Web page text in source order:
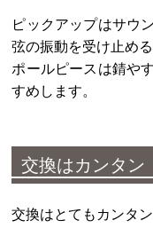
ピックアップはサウ
弦の振動を受け止め
ポールピースは錆や
すめします。
交換はカンタ
交換はとてもカンタン